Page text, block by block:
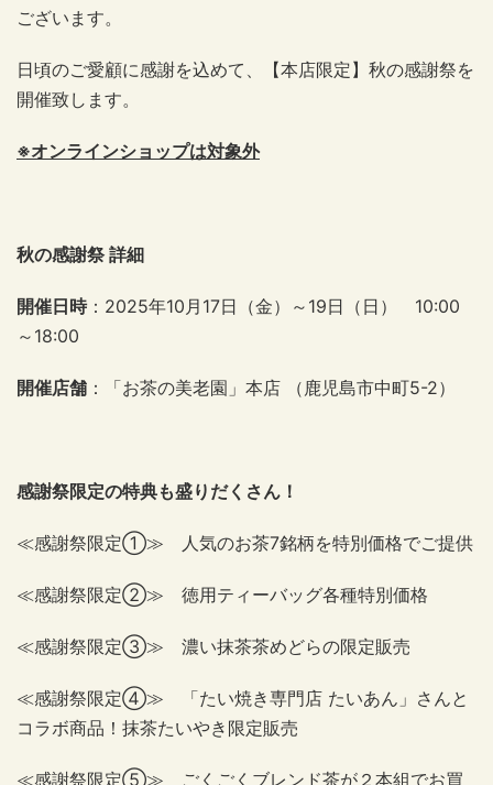
ございます。
日頃のご愛顧に感謝を込めて、【本店限定】秋の感謝祭を
開催致します。
※オンラインショップは対象外
秋の感謝祭 詳細
開催日時：2025年10月17日（金）～19日（日） 10:00
～18:00
開催店舗 ：「お茶の美老園」本店 （鹿児島市中町5-2）
感謝祭限定の特典も盛りだくさん！
≪感謝祭限定①≫ 人気のお茶7銘柄を特別価格でご提供
≪感謝祭限定②≫ 徳用ティーバッグ各種特別価格
≪感謝祭限定③≫ 濃い抹茶茶めどらの限定販売
≪感謝祭限定④≫ 「たい焼き専門店 たいあん」さんと
コラボ商品！抹茶たいやき限定販売
≪感謝祭限定⑤≫ ごくごくブレンド茶が２本組でお買